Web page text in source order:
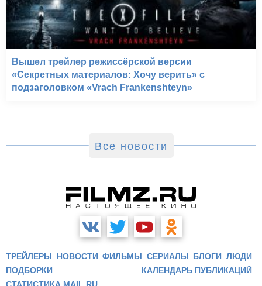
Вышел трейлер режиссёрской версии
«Секретных материалов: Хочу верить» с
подзаголовком «Vrach Frankenshteyn»
Все новости
ТРЕЙЛЕРЫ НОВОСТИ ФИЛЬМЫ СЕРИАЛЫ БЛОГИ ЛЮДИ
ПОДБОРКИ
КАЛЕНДАРЬ ПУБЛИКАЦИЙ